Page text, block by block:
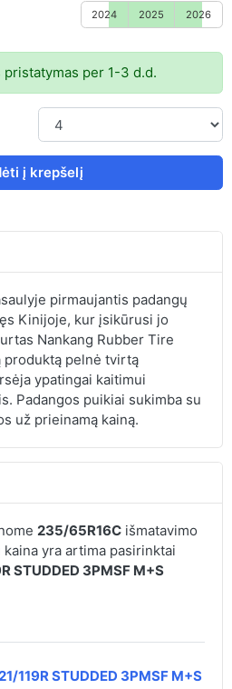
2024 2025 2026
pristatymas per 1-3 d.d.
į krepšelį
pirmaujantis padangų
Kinijoje, kur įsikūrusi jo
Nankang Rubber Tire
produktą pelnė tvirtą
ypatingai kaitimui
Padangos puikiai sukimba su
už prieinamą kainą.
235/65R16Cišmatavimo
yra artima pasirinktai
STUDDED 3PMSF M+S
119R STUDDED 3PMSF M+S